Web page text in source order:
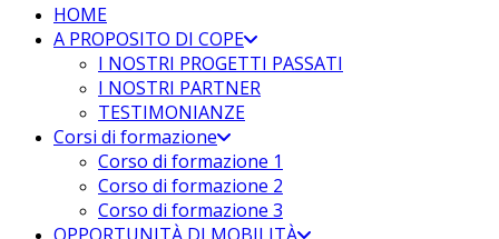
HOME
A PROPOSITO DI COPE
I NOSTRI PROGETTI PASSATI
I NOSTRI PARTNER
TESTIMONIANZE
Corsi di formazione
Corso di formazione 1
Corso di formazione 2
Corso di formazione 3